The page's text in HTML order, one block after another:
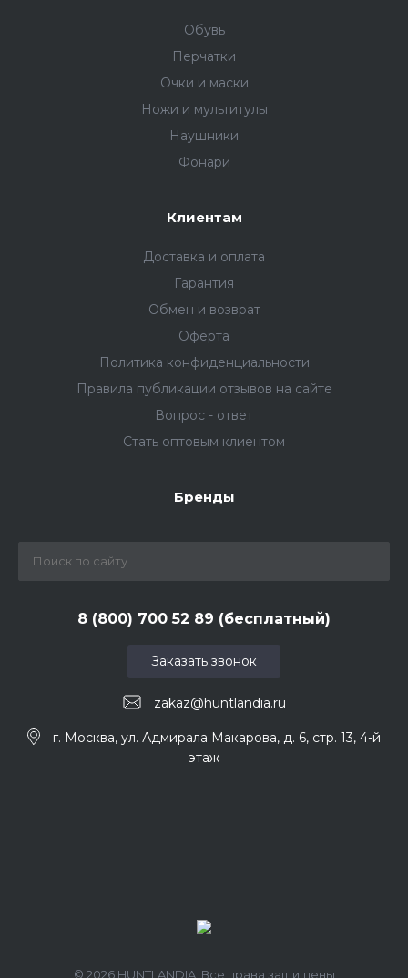
Обувь
Перчатки
Очки и маски
Ножи и мультитулы
Наушники
Фонари
Клиентам
Доставка и оплата
Гарантия
Обмен и возврат
Оферта
Политика конфиденциальности
Правила публикации отзывов на сайте
Вопрос - ответ
Стать оптовым клиентом
Бренды
8 (800) 700 52 89 (бесплатный)
zakaz@huntlandia.ru
Заказать звонок
г. Москва, ул. Адмирала Макарова, д. 6, стр. 13, 4-й
этаж
© 2026 HUNTLANDIA, Все права защищены